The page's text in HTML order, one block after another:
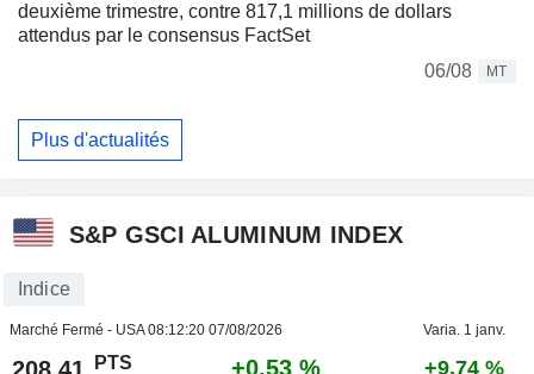
deuxième trimestre, contre 817,1 millions de dollars
attendus par le consensus FactSet
06/08
MT
Plus d'actualités
S&P GSCI ALUMINUM INDEX
Indice
Marché Fermé - USA08:12:20 07/08/2026 Varia. 1 janv.
PTS +0,53 % +9,74 %